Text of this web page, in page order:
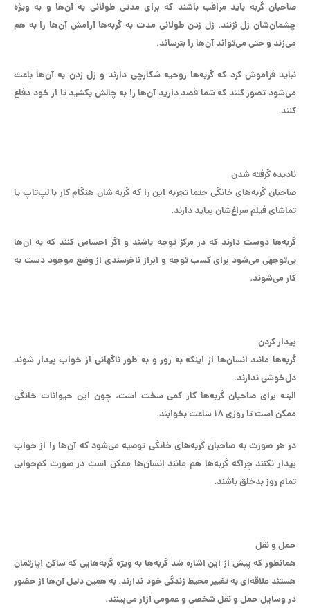
صاحبان گربه باید مراقب باشند که برای مدتی طولانی به آن‌ها و به ویژه
چشمان‌شان زل نزنند. زل زدن طولانی مدت به گربه‌ها آرامش آن‌ها را به هم
می‌زند و حتی می‌تواند آن‌ها را بترساند.
نباید فراموش کرد که گربه‌ها روحیه شکارچی دارند و زل زدن به آن‌ها باعث
می‌شود تصور کنند که شما قصد دارید آن‌ها را به چالش بکشید تا از خود دفاع
کنند.
نادیده گرفته شدن
صاحبان گربه‌های خانگی حتما تجربه این را که گربه شان هنگام کار با لپ‌تاپ یا
تماشای فیلم سراغ‌شان بیاید دارند.
گربه‌ها دوست دارند که در مرکز توجه باشند و اگر احساس کنند که به آن‌ها
بی‌توجهی می‌شود برای کسب توجه و ابراز ناخرسندی از وضع موجود دست به
کار می‌شوند.
بیدار کردن
گربه‌ها مانند انسان‌ها از اینکه به زور و به طور ناگهانی از خواب بیدار شوند
دل‌خوشی ندارند.
البته برای صاحبان گربه‌ها کار کمی سخت است، چون این حیوانات خانگی
ممکن است تا روزی ۱۸ ساعت بخوابند.
در هر صورت به صاحبان گربه‌های خانگی توصیه می‌شود که آن‌ها را از خواب
بیدار نکنند چراکه گربه‌ها هم مانند انسان‌ها ممکن است در صورت کم‌خوابی
تمام روز بدخلق باشند.
حمل و نقل
همانطور که پیش از این اشاره شد گربه‌ها به ویژه گربه‌هایی که ساکن آپارتمان
هستند علاقه‌ای به تغییر محیط زندگی خود ندارند. به همین دلیل آن‌ها از حضور
در وسایل حمل و نقل شخصی و عمومی آزار می‌بینند.